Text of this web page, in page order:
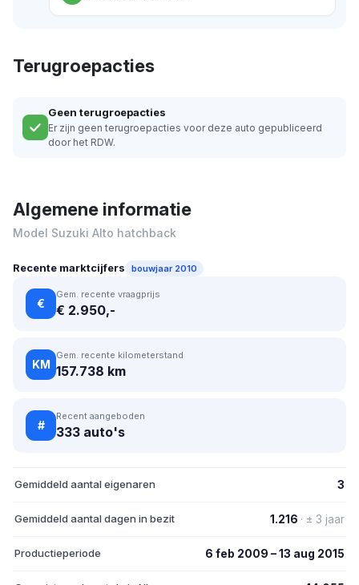
Terugroepacties
Geen terugroepacties
Er zijn geen terugroepacties voor deze auto gepubliceerd
door het RDW.
Algemene informatie
Model Suzuki Alto hatchback
Recente marktcijfers bouwjaar 2010
€
Gem. recente vraagprijs
€ 2.950,-
KM
Gem. recente kilometerstand
157.738 km
#
Recent aangeboden
333 auto's
Gemiddeld aantal eigenaren 3
Gemiddeld aantal dagen in bezit 1.216 · ± 3 jaar
Productieperiode 6 feb 2009 – 13 aug 2015